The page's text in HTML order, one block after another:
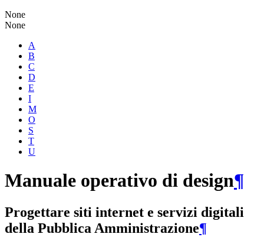
None
None
A
B
C
D
E
I
M
O
S
T
U
Manuale operativo di design¶
Progettare siti internet e servizi digitali
della Pubblica Amministrazione¶